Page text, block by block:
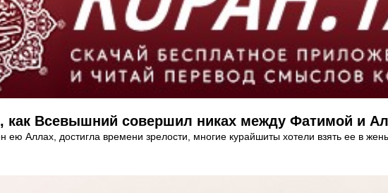
как Всевышний совершил никах между Фатимой и
ею Аллах, достигла времени зрелости, многие курайшиты хотели взять ее в